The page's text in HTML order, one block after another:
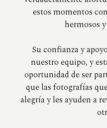
estos momentos
hermosos
Su confianza y
nuestro equipo, y
oportunidad de ser
que las fotografías
alegría y les ayuden a